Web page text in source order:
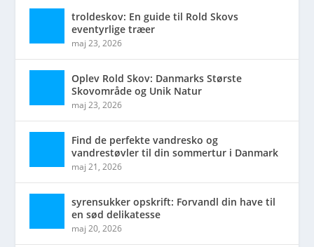
troldeskov: En guide til Rold Skovs
eventyrlige træer
maj 23, 2026
Oplev Rold Skov: Danmarks Største
Skovområde og Unik Natur
maj 23, 2026
Find de perfekte vandresko og
vandrestøvler til din sommertur i Danmark
maj 21, 2026
syrensukker opskrift: Forvandl din have til
en sød delikatesse
maj 20, 2026